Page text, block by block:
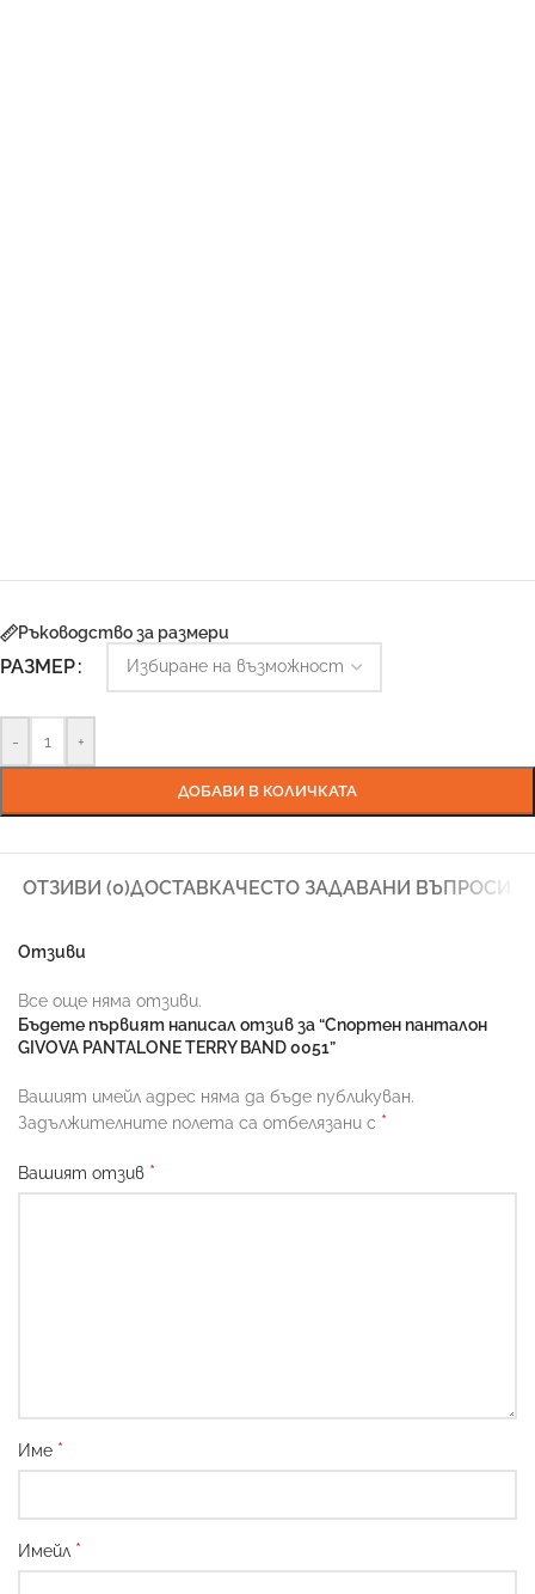
Ръководство за размери
РАЗМЕР
- +
ДОБАВИ В КОЛИЧКАТА
ОТЗИВИ (0)ДОСТАВКАЧЕСТО ЗАДАВАНИ ВЪПРОСИ
Отзиви
Все още няма отзиви.
Бъдете първият написал отзив за “Спортен панталон
GIVOVA PANTALONE TERRY BAND 0051”
Вашият имейл адрес няма да бъде публикуван.
Задължителните полета са отбелязани с *
Вашият отзив *
Име *
Имейл *